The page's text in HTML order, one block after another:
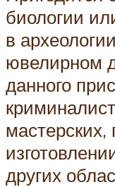
биологии
в
ювелирном
данного
других